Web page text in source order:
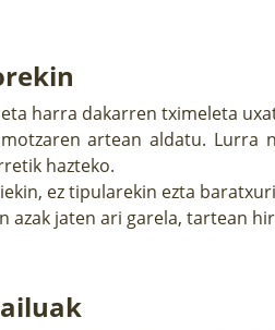
harra dakarren tximeleta
artean aldatu. Lurra
hazteko.
ez tipularekin ezta
azak jaten ari garela, tartean